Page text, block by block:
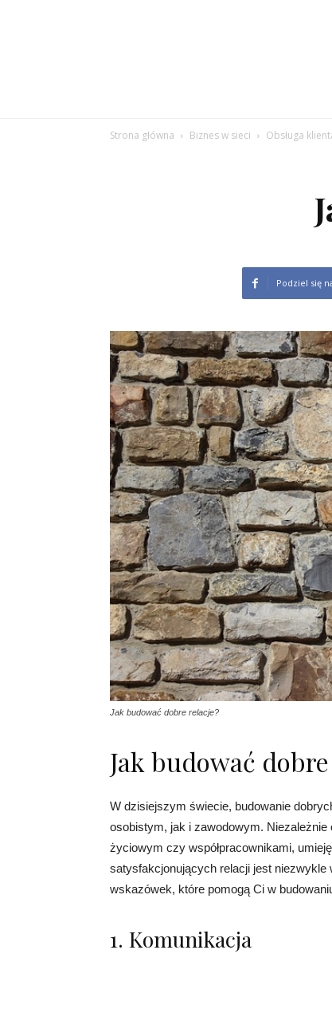
Strona główna Biznes w sieci Obsługa
Podziel się
Jak budować dobre relacje?
Jak budować
W dzisiejszym świecie, budowanie
osobistym, jak i zawodowym. Niezależnie
życiowym czy współpracownikami,
satysfakcjonujących relacji jest
wskazówek, które pomogą Ci w
1. Komunikacja